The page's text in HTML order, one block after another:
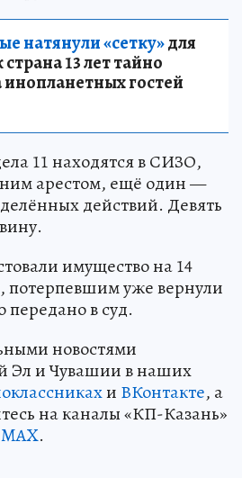
натянули «сетку»для
13 лет тайно
инопланетных гостей
11 находятся в СИЗО,
арестом, ещё один —
действий. Девять
имущество на 14
потерпевшим уже вернули
в суд.
новостями
Эл и Чувашии в наших
и ВКонтакте, а
на каналы «КП-Казань»
MAX.